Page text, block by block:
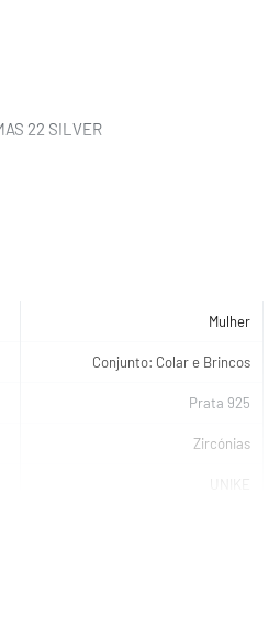
22 SILVER
Mulher
Conjunto: Colar e Brincos
Prata 925
Zircónias